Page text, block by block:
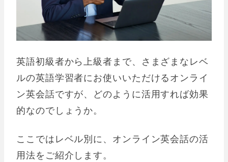
英語初級者から上級者まで、さまざまなレベ
ルの英語学習者にお使いいただけるオンライ
ン英会話ですが、どのように活用すれば効果
的なのでしょうか。
ここではレベル別に、オンライン英会話の活
用法をご紹介します。